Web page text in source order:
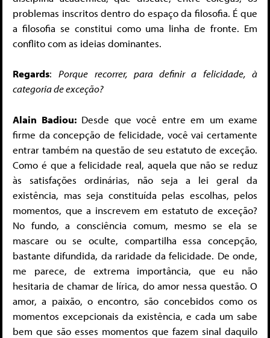
problemas inscritos dentro do espaço da filosofia. É que
a filosofia se constitui como uma linha de fronte. Em
conflito com as ideias dominantes.
Regards:Porque recorrer, para definir a felicidade, à
categoria de exceção?
Alain Badiou:Desde que você entre em um exame
firme da concepção de felicidade, você vai certamente
entrar também na questão de seu estatuto de exceção.
Como é que a felicidade real, aquela que não se reduz
às satisfações ordinárias, não seja a lei geral da
existência, mas seja constituída pelas escolhas, pelos
momentos, que a inscrevem em estatuto de exceção?
No fundo, a consciência comum, mesmo se ela se
mascare ou se oculte, compartilha essa concepção,
bastante difundida, da raridade da felicidade. De onde,
me parece, de extrema importância, que eu não
hesitaria de chamar de lírica, do amor nessa questão. O
amor, a paixão, o encontro, são concebidos como os
momentos excepcionais da existência, e cada um sabe
bem que são esses momentos que fazem sinal daquilo